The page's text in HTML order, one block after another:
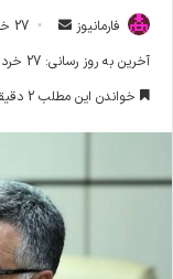
فارمانیوز
ا
ل
ی
م
ل
27 خرداد 1404 - 1:04 ب.ظ
آخرین به روز رسانی: 27 خرداد 1404 - 1:05 ب.ظ
خواندن این مطلب 2 دقیقه زمان میبرد